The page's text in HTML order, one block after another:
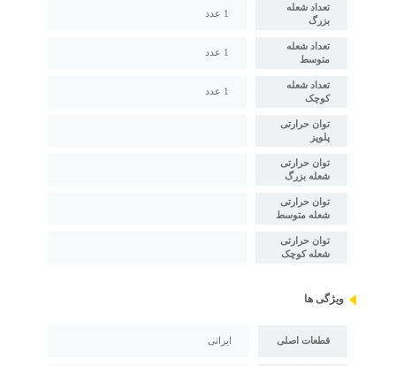
تعداد شعله
بزرگ
1 عدد
تعداد شعله
متوسط
1 عدد
تعداد شعله
کوچک
1 عدد
توان حرارتی
پلوپز
توان حرارتی
شعله بزرگ
توان حرارتی
شعله متوسط
توان حرارتی
شعله کوچک
ویژگی ها
قطعات اصلی ایرانی